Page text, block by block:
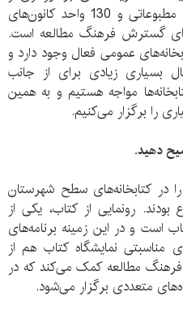
21 واحد کتابفروشی، 6 واحد دکه مطبوعاتی و 130 واحد کانون‌های
گسترش فرهنگ مطالعه است.
هم کتابخانه‌های عمومی فعال وجود دارد و
بسیاری زیادی برای از جانب
مواجه هستیم و به همین
را برگزار می‌کنیم.
دهید.
در کتابخانه‌های سطح شهرستان
رونمایی از کتاب، یکی از
است و در این زمینه برنامه‌های
مناسبتی نمایشگاه کتاب هم از
فرهنگ مطالعه کمک می‌کند که در
متعددی برگزار می‌شود.